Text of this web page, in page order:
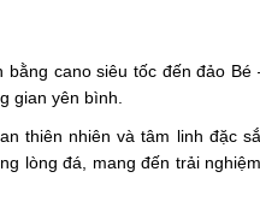
cano siêu tốc đến đảo
gian yên bình.
thiên nhiên và tâm linh đặc
lòng đá, mang đến trải